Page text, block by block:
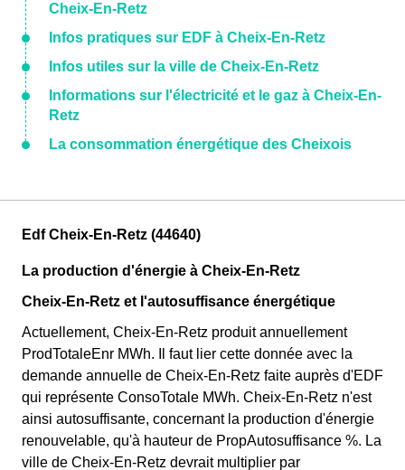
Cheix-En-Retz
Infos pratiques sur EDF à Cheix-En-Retz
Infos utiles sur la ville de Cheix-En-Retz
Informations sur l'électricité et le gaz à Cheix-En-
Retz
La consommation énergétique des Cheixois
Edf Cheix-En-Retz (44640)
La production d'énergie à Cheix-En-Retz
Cheix-En-Retz et l'autosuffisance énergétique
Actuellement, Cheix-En-Retz produit annuellement
ProdTotaleEnr MWh. Il faut lier cette donnée avec la
demande annuelle de Cheix-En-Retz faite auprès d'EDF
qui représente ConsoTotale MWh. Cheix-En-Retz n'est
ainsi autosuffisante, concernant la production d'énergie
renouvelable, qu'à hauteur de PropAutosuffisance %. La
ville de Cheix-En-Retz devrait multiplier par